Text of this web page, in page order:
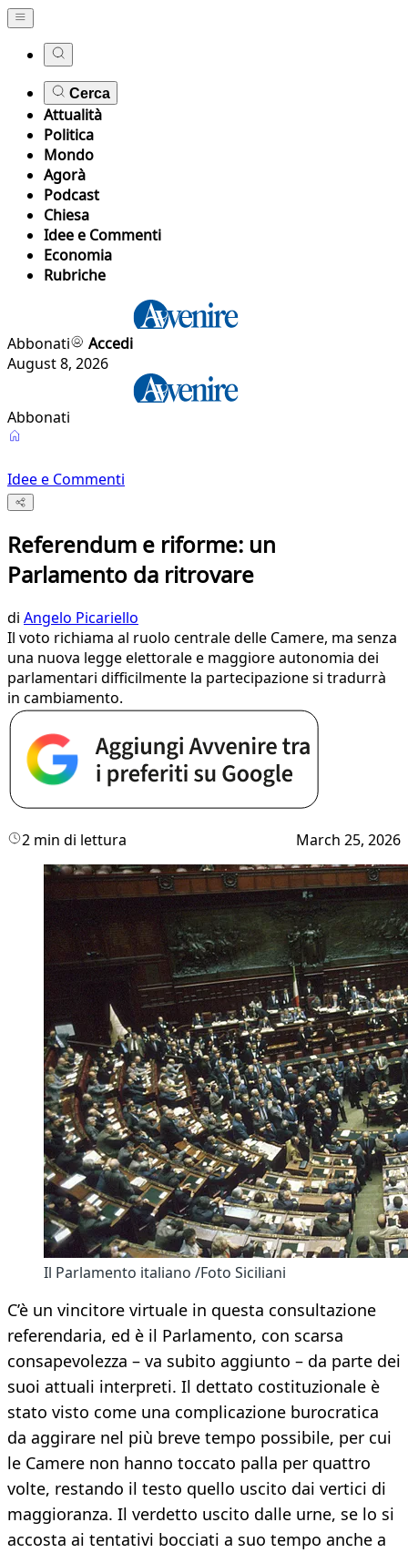
Cerca
Attualità
Politica
Mondo
Agorà
Podcast
Chiesa
Idee e Commenti
Economia
Rubriche
Abbonati
Accedi
August 8, 2026
Abbonati
Idee e Commenti
Referendum e riforme: un
Parlamento da ritrovare
di Angelo Picariello
Il voto richiama al ruolo centrale delle Camere, ma senza
una nuova legge elettorale e maggiore autonomia dei
parlamentari difficilmente la partecipazione si tradurrà
in cambiamento.
2 min di lettura March 25, 2026
Il Parlamento italiano /Foto Siciliani
C’è un vincitore virtuale in questa consultazione
referendaria, ed è il Parlamento, con scarsa
consapevolezza – va subito aggiunto – da parte dei
suoi attuali interpreti. Il dettato costituzionale è
stato visto come una complicazione burocratica
da aggirare nel più breve tempo possibile, per cui
le Camere non hanno toccato palla per quattro
volte, restando il testo quello uscito dai vertici di
maggioranza. Il verdetto uscito dalle urne, se lo si
accosta ai tentativi bocciati a suo tempo anche a